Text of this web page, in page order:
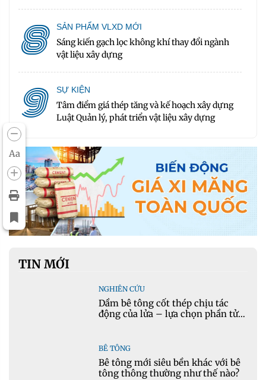
Aa
8 SẢN PHẨM VLXD MỚI
Sáng kiến gạch lọc không khí thay đổi ngành
vật liệu xây dựng
9 SỰ KIỆN
Tâm điểm giá thép tăng và kế hoạch xây dựng
Luật Quản lý, phát triển vật liệu xây dựng
TIN MỚI
NGHIÊN CỨU
Dầm bê tông cốt thép chịu tác
động của lửa – lựa chọn phần tử
BÊ TÔNG
Bê tông mới siêu bền khác với bê
tông thông thường như thế nào?